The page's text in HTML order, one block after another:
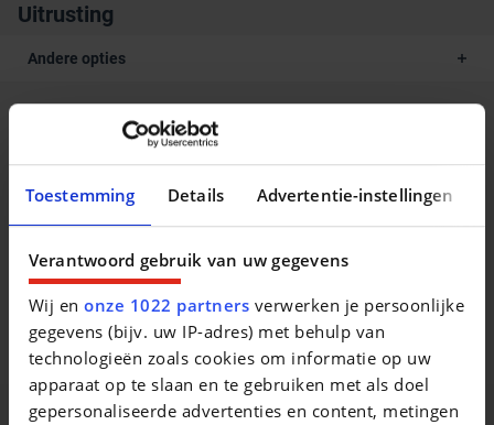
Toestemming Details Advertentie-instellingen
Verantwoord gebruik van uw gegevens
Wij enonze 1022 partners verwerken je persoonlijke
gegevens (bijv. uw IP-adres) met behulp van
technologieën zoals cookies om informatie op uw
apparaat op te slaan en te gebruiken met als doel
gepersonaliseerde advertenties en content, metingen
Uitrusting
Andere opties
Beschrijving van het voertuig occasie
Audi A5 Avant S line e-hybrid quattro 220 kW S
tronic///Gris Daytona (effet perlé)///noir-noir-gris acier /
None